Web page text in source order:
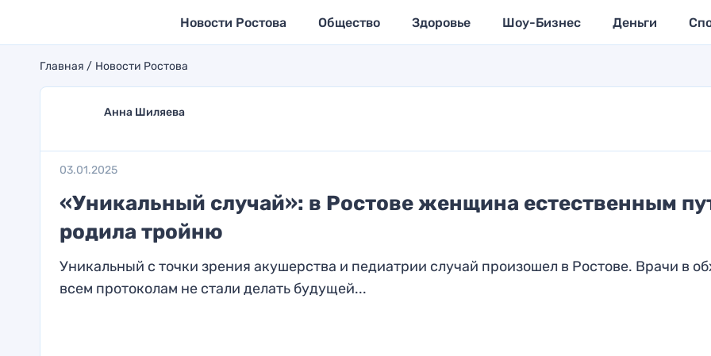
Новости Ростова Общество Здоровье Шоу-Бизнес Деньги
Главная Новости Ростова
Анна Шиляева
03.01.2025
«Уникальный случай»: в Ростове женщина естественным
родила тройню
Уникальный с точки зрения акушерства и педиатрии случай произошел в Ростове. Врачи в
всем протоколам не стали делать будущей...